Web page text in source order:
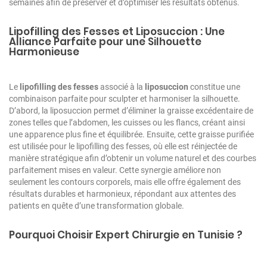
semaines afin de préserver et d’optimiser les résultats obtenus.
Lipofilling des Fesses et Liposuccion : Une
Alliance Parfaite pour une Silhouette
Harmonieuse
Le lipofilling des fessesassocié à la liposuccion constitue une
combinaison parfaite pour sculpter et harmoniser la silhouette.
D’abord, la liposuccion permet d’éliminer la graisse excédentaire de
zones telles que l’abdomen, les cuisses ou les flancs, créant ainsi
une apparence plus fine et équilibrée. Ensuite, cette graisse purifiée
est utilisée pour le lipofilling des fesses, où elle est réinjectée de
manière stratégique afin d’obtenir un volume naturel et des courbes
parfaitement mises en valeur. Cette synergie améliore non
seulement les contours corporels, mais elle offre également des
résultats durables et harmonieux, répondant aux attentes des
patients en quête d’une transformation globale.
Pourquoi Choisir Expert Chirurgie en Tunisie ?